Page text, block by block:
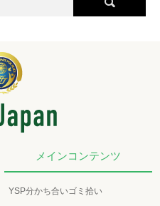
メインコンテンツ
YSP分かち合いゴミ拾い